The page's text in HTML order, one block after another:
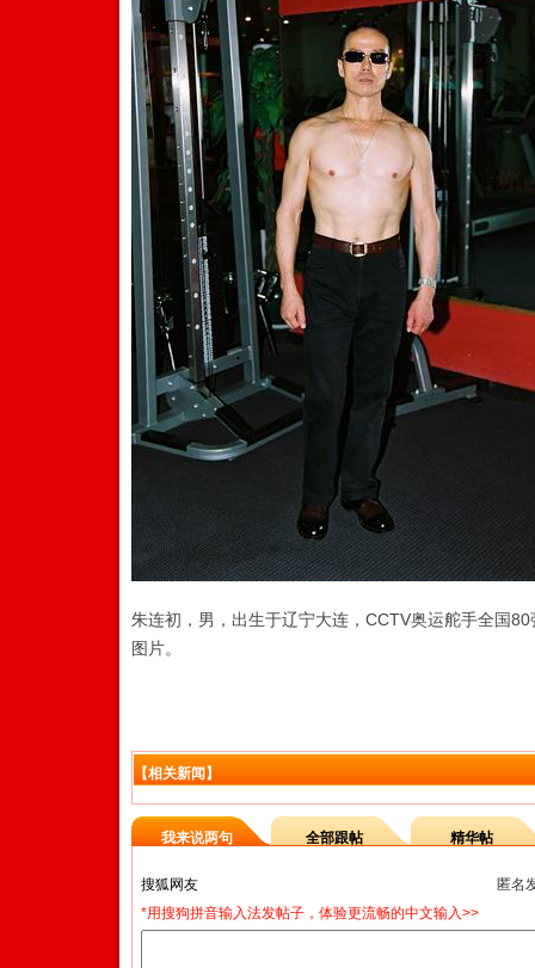
朱连初，男，出生于辽宁大连，CCTV奥运舵手全国
图片。
【相关新闻】
我来说两句 全部跟帖 精华帖
匿名
*用搜狗拼音输入法发帖子，体验更流畅的中文输入>>